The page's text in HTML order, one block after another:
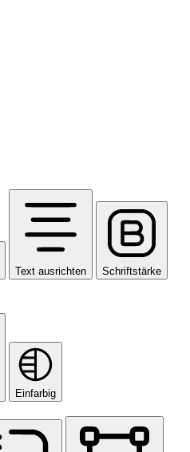
Text ausrichten Schriftstärke
Einfarbig